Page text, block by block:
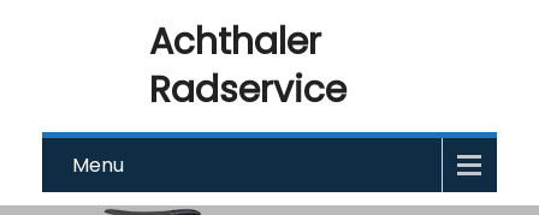
Achthaler
Radservice
Menu